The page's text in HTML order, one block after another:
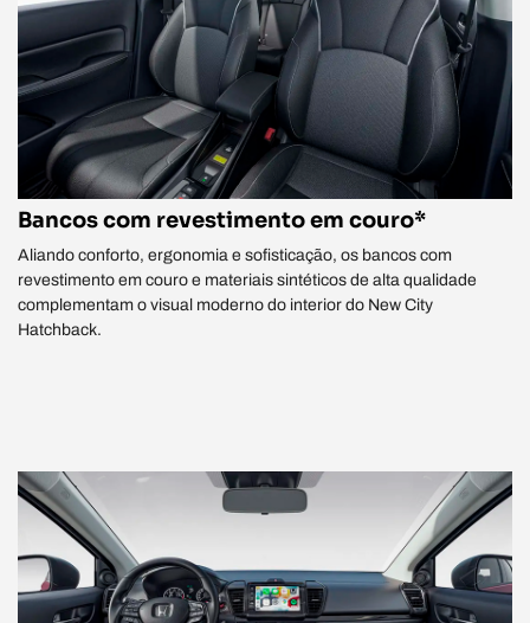
Bancos com revestimento em couro*
Aliando conforto, ergonomia e sofisticação, os bancos com
revestimento em couro e materiais sintéticos de alta qualidade
complementam o visual moderno do interior do New City
Hatchback.